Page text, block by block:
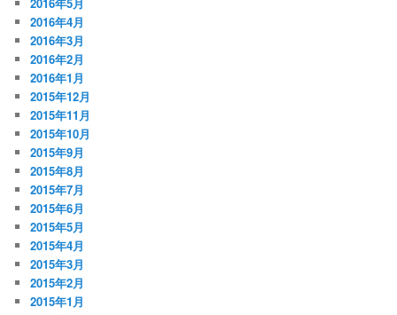
2016年4月
2016年3月
2016年2月
2016年1月
2015年12月
2015年11月
2015年10月
2015年9月
2015年8月
2015年7月
2015年6月
2015年5月
2015年4月
2015年3月
2015年2月
2015年1月